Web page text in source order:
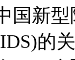
国新
的